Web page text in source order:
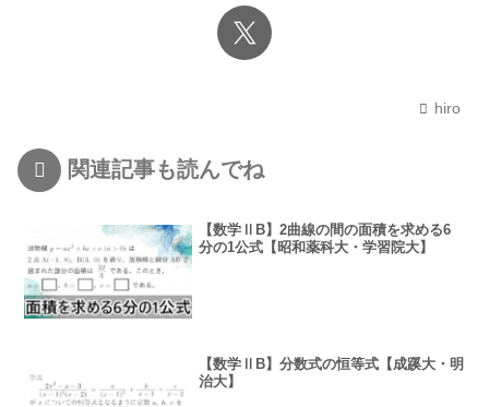
hiro
関連記事も読んでね
【数学ⅡB】2曲線の間の面積を求める6
分の1公式【昭和薬科大・学習院大】
【数学ⅡB】分数式の恒等式【成蹊大・明
治大】